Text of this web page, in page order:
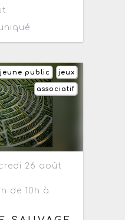
jeux
jeune public
associatif
26 août
de 10h à